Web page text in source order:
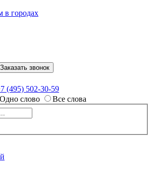
в городах
Заказать звонок
(495) 502-30-59
Одно слово Все слова